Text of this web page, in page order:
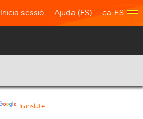
Inicia sessió Ajuda (ES) ca-ES
Translate